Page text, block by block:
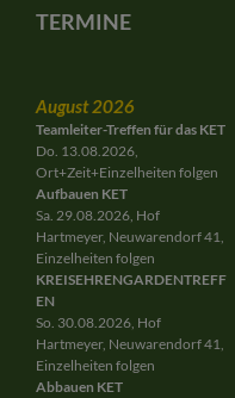
Gemeinschaft für Jung und Alt
TERMINE
August 2026
Teamleiter-Treffen für das KET
Do. 13.08.2026,
Ort+Zeit+Einzelheiten folgen
Aufbauen KET
Sa. 29.08.2026, Hof
Hartmeyer, Neuwarendorf 41,
Einzelheiten folgen
KREISEHRENGARDENTREFF
EN
So. 30.08.2026, Hof
Hartmeyer, Neuwarendorf 41,
Einzelheiten folgen
Abbauen KET